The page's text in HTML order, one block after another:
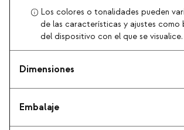
Los colores o tonalidades pueden
de las características y ajustes
del dispositivo con el que se visualice.
Dimensiones
Embalaje